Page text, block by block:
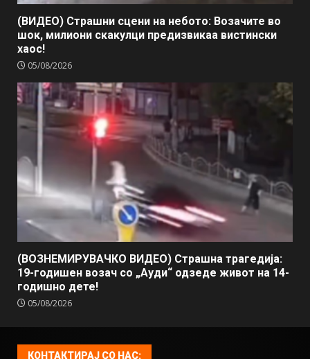
(ВИДЕО) Страшни сцени на небото: Возачите во
шок, милиони скакулци предизвикаа вистински
хаос!
05/08/2026
(ВОЗНЕМИРУВАЧКО ВИДЕО) Страшна трагедија:
19-годишен возач со „Ауди“ одзеде живот на 14-
годишно дете!
05/08/2026
КОНТАКТИРАЈ СО НАС: